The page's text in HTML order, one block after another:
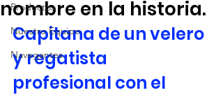
Productos
Nuestro Equipo
Navegantes
nombre en la historia.
Capitana de un velero
y regatista
profesional con el